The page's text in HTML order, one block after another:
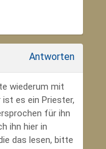
Antworten
wiederum mit
ist es ein Priester,
für ihn
ihn hier in
das lesen, bitte